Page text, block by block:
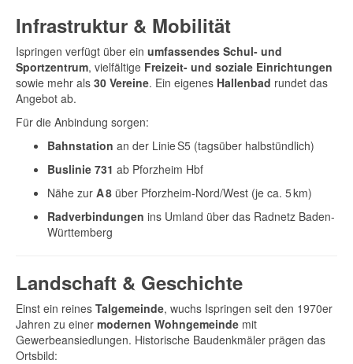
Infrastruktur & Mobilität
Ispringen verfügt über ein umfassendes Schul- und
Sportzentrum, vielfältige Freizeit- und soziale Einrichtungen
sowie mehr als 30 Vereine. Ein eigenes Hallenbad rundet das
Angebot ab.
Für die Anbindung sorgen:
Bahnstation an der Linie S5 (tagsüber halbstündlich)
Buslinie 731 ab Pforzheim Hbf
Nähe zur A 8 über Pforzheim-Nord/West (je ca. 5 km)
Radverbindungen ins Umland über das Radnetz Baden-
Württemberg
Landschaft & Geschichte
Einst ein reines Talgemeinde, wuchs Ispringen seit den 1970er
Jahren zu einer modernen Wohngemeinde mit
Gewerbeansiedlungen. Historische Baudenkmäler prägen das
Ortsbild: